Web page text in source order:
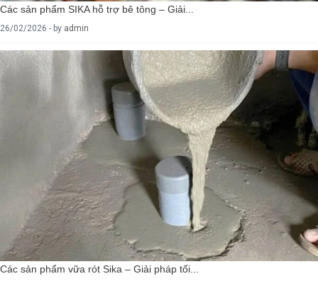
Các sản phẩm SIKA hỗ trợ bê tông – Giải...
26/02/2026 - by admin
Các sản phẩm vữa rót Sika – Giải pháp tối...